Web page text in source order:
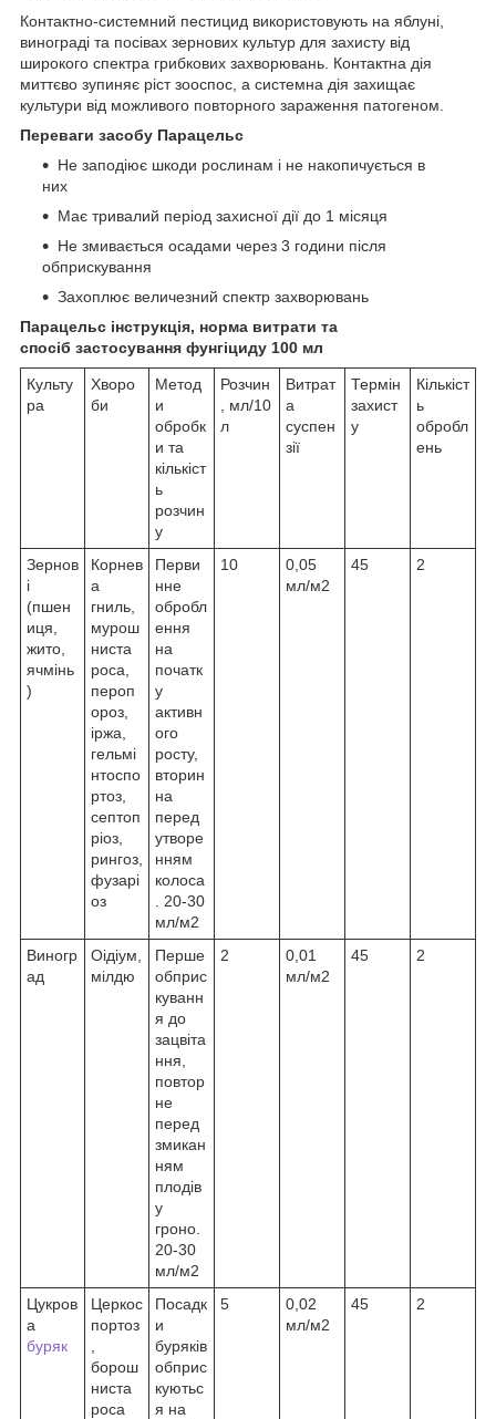
Контактно-системний пестицид використовують на яблуні,
винограді та посівах зернових культур для захисту від
широкого спектра грибкових захворювань. Контактна дія
миттєво зупиняє ріст зооспос, а системна дія захищає
культури від можливого повторного зараження патогеном.
Переваги засобу Парацельс
Не заподіює шкоди рослинам і не накопичується в
них
Має тривалий період захисної дії до 1 місяця
Не змивається осадами через 3 години після
обприскування
Захоплює величезний спектр захворювань
Парацельс інструкція, норма витрати та
спосіб застосування фунгіциду 100 мл
Культу
ра
Хворо
би
Метод
и
обробк
и та
кількіст
ь
розчин
у
Розчин
, мл/10
л
Витрат
а
суспен
зії
Термін
захист
у
Кількіст
ь
обробл
ень
Зернов
і
(пшен
иця,
жито,
ячмінь
)
Корнев
а
гниль,
мурош
ниста
роса,
пероп
ороз,
іржа,
гельмі
нтоспо
ртоз,
септоп
ріоз,
рингоз,
фузарі
оз
Перви
нне
обробл
ення
на
початк
у
активн
ого
росту,
вторин
на
перед
утворе
нням
колоса
. 20-30
мл/м2
10
0,05
мл/м2
45 2
Виногр
ад
Оідіум,
мілдю
Перше
обприс
куванн
я до
зацвіта
ння,
повтор
не
перед
змикан
ням
плодів
у
гроно.
20-30
мл/м2
2
0,01
мл/м2
45 2
Цукров
а
буряк
Церкос
портоз
борош
ниста
роса
Посадк
и
буряків
обприс
куютьс
я на
5
0,02
мл/м2
45 2